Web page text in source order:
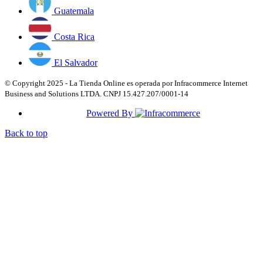
Guatemala
Costa Rica
El Salvador
© Copyright 2025 - La Tienda Online es operada por Infracommerce Internet
Business and Solutions LTDA. CNPJ 15.427.207/0001-14
Powered By
Back to top